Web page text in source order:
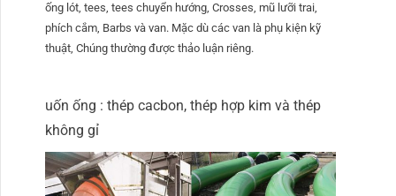
ống lót, tees, tees chuyển hướng, Crosses, mũ lưỡi trai,
phích cắm, Barbs và van. Mặc dù các van là phụ kiện kỹ
thuật, Chúng thường được thảo luận riêng.
uốn ống : thép cacbon, thép hợp kim và thép
không gỉ